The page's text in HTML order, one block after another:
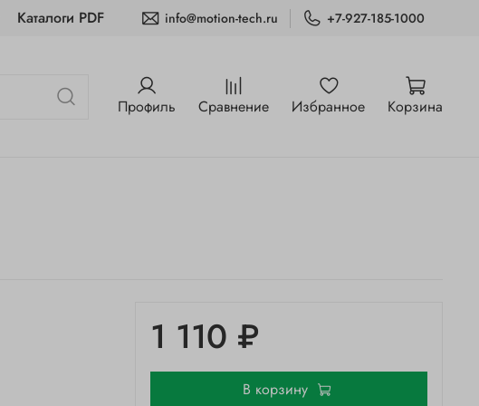
Каталоги PDF info@motion-tech.ru +7-927-185-1000
Профиль Сравнение Избранное Корзина
1 110 ₽
В корзину